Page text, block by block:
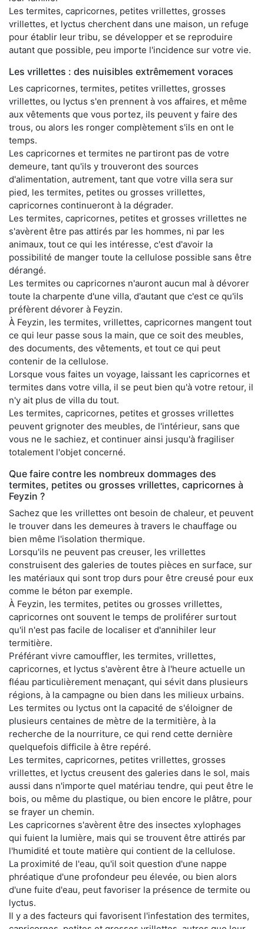
Les termites, capricornes, petites vrillettes, grosses
vrillettes, et lyctus cherchent dans une maison, un refuge
pour établir leur tribu, se développer et se reproduire
autant que possible, peu importe l'incidence sur votre vie.
Les vrillettes : des nuisibles extrêmement voraces
Les capricornes, termites, petites vrillettes, grosses
vrillettes, ou lyctus s'en prennent à vos affaires, et même
aux vêtements que vous portez, ils peuvent y faire des
trous, ou alors les ronger complètement s'ils en ont le
temps.
Les capricornes et termites ne partiront pas de votre
demeure, tant qu'ils y trouveront des sources
d'alimentation, autrement, tant que votre villa sera sur
pied, les termites, petites ou grosses vrillettes,
capricornes continueront à la dégrader.
Les termites, capricornes, petites et grosses vrillettes ne
s'avèrent être pas attirés par les hommes, ni par les
animaux, tout ce qui les intéresse, c'est d'avoir la
possibilité de manger toute la cellulose possible sans être
dérangé.
Les termites ou capricornes n'auront aucun mal à dévorer
toute la charpente d'une villa, d'autant que c'est ce qu'ils
préfèrent dévorer à Feyzin.
À Feyzin, les termites, vrillettes, capricornes mangent tout
ce qui leur passe sous la main, que ce soit des meubles,
des documents, des vêtements, et tout ce qui peut
contenir de la cellulose.
Lorsque vous faites un voyage, laissant les capricornes et
termites dans votre villa, il se peut bien qu'à votre retour, il
n'y ait plus de villa du tout.
Les termites, capricornes, petites et grosses vrillettes
peuvent grignoter des meubles, de l'intérieur, sans que
vous ne le sachiez, et continuer ainsi jusqu'à fragiliser
totalement l'objet concerné.
Que faire contre les nombreux dommages des
termites, petites ou grosses vrillettes, capricornes à
Feyzin ?
Sachez que les vrillettes ont besoin de chaleur, et peuvent
le trouver dans les demeures à travers le chauffage ou
bien même l'isolation thermique.
Lorsqu'ils ne peuvent pas creuser, les vrillettes
construisent des galeries de toutes pièces en surface, sur
les matériaux qui sont trop durs pour être creusé pour eux
comme le béton par exemple.
À Feyzin, les termites, petites ou grosses vrillettes,
capricornes ont souvent le temps de proliférer surtout
qu'il n'est pas facile de localiser et d'annihiler leur
termitière.
Préférant vivre camouffler, les termites, vrillettes,
capricornes, et lyctus s'avèrent être à l'heure actuelle un
fléau particulièrement menaçant, qui sévit dans plusieurs
régions, à la campagne ou bien dans les milieux urbains.
Les termites ou lyctus ont la capacité de s'éloigner de
plusieurs centaines de mètre de la termitière, à la
recherche de la nourriture, ce qui rend cette dernière
quelquefois difficile à être repéré.
Les termites, capricornes, petites vrillettes, grosses
vrillettes, et lyctus creusent des galeries dans le sol, mais
aussi dans n'importe quel matériau tendre, qui peut être le
bois, ou même du plastique, ou bien encore le plâtre, pour
se frayer un chemin.
Les capricornes s'avèrent être des insectes xylophages
qui fuient la lumière, mais qui se trouvent être attirés par
l'humidité et toute matière qui contient de la cellulose.
La proximité de l'eau, qu'il soit question d'une nappe
phréatique d'une profondeur peu élevée, ou bien alors
d'une fuite d'eau, peut favoriser la présence de termite ou
lyctus.
Il y a des facteurs qui favorisent l'infestation des termites,